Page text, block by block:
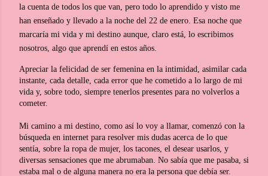
la cuenta de todos los que van, pero todo lo aprendido y visto me
han enseñado y llevado a la noche del 22 de enero. Esa noche que
marcaría mi vida y mi destino aunque, claro está, lo escribimos
nosotros, algo que aprendí en estos años.
Apreciar la felicidad de ser femenina en la intimidad, asimilar cada
instante, cada detalle, cada error que he cometido a lo largo de mi
vida y, sobre todo, siempre tenerlos presentes para no volverlos a
cometer.
Mi camino a mi destino, como así lo voy a llamar, comenzó con la
búsqueda en internet para resolver mis dudas acerca de lo que
sentía, sobre la ropa de mujer, los tacones, el desear usarlos, y
diversas sensaciones que me abrumaban. No sabía que me pasaba, si
estaba mal o de alguna manera no era la persona que debía ser.